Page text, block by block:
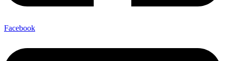
Facebook